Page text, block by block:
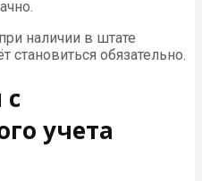
наличии в штате
становиться обязательно.
с
учета